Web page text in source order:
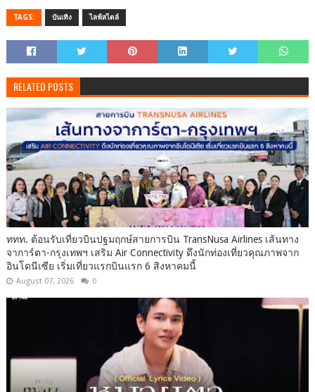
TAGS: บันเทิง ไลฟ์สไตล์
RELATED POSTS
ททท. ต้อนรับเที่ยวบินปฐมฤกษ์สายการบิน TransNusa Airlines เส้นทาง
จาการ์ตา-กรุงเทพฯ เสริม Air Connectivity ดึงนักท่องเที่ยวคุณภาพจาก
อินโดนีเซีย เริ่มเที่ยวแรกบินแรก 6 สิงหาคมนี้
August 07, 2026 0